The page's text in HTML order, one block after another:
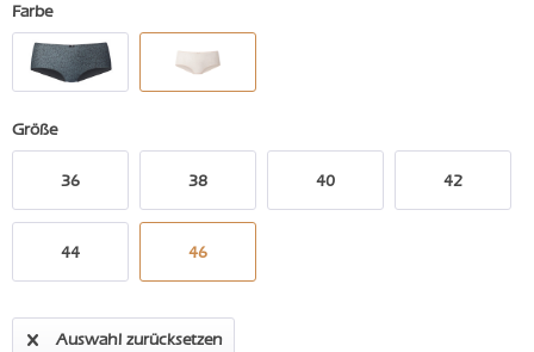
Farbe
Größe
36 38 40 42
44 46
Auswahl zurücksetzen